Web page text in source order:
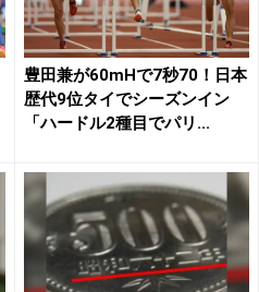
豊田兼が60mHで7秒70！日本
歴代9位タイでシーズンイン
「ハードル2種目でパリ...